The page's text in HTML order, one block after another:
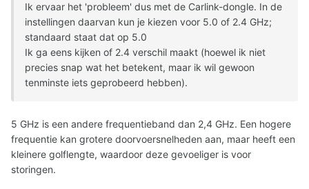
Ik ervaar het 'probleem' dus met de Carlink-dongle. In de
instellingen daarvan kun je kiezen voor 5.0 of 2.4 GHz;
standaard staat dat op 5.0
Ik ga eens kijken of 2.4 verschil maakt (hoewel ik niet
precies snap wat het betekent, maar ik wil gewoon
tenminste iets geprobeerd hebben).
5 GHz is een andere frequentieband dan 2,4 GHz. Een hogere
frequentie kan grotere doorvoersnelheden aan, maar heeft een
kleinere golflengte, waardoor deze gevoeliger is voor
storingen.